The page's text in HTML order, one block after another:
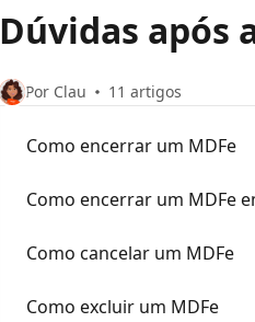
Dúvidas após
Por Clau 11 artigos
Como encerrar um MDFe
Como encerrar um MDFe
Como cancelar um MDFe
Como excluir um MDFe